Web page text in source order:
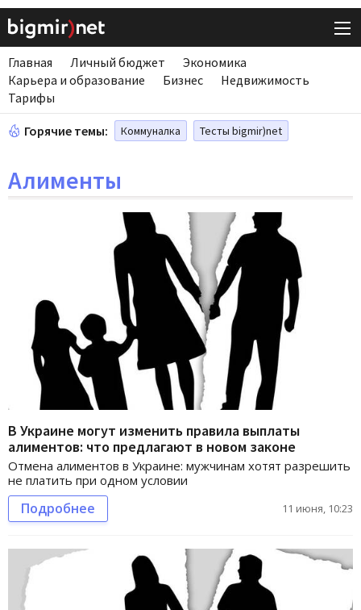
Главная Личный бюджет
Экономика
Карьера и образование
Бизнес
Недвижимость
Тарифы
Горячие темы: Коммуналка Тесты bigmir)net
Алименты
В Украине могут изменить правила выплаты
алиментов: что предлагают в новом законе
Отмена алиментов в Украине: мужчинам хотят разрешить
не платить при одном условии
Подробнее 11 июня, 10:23